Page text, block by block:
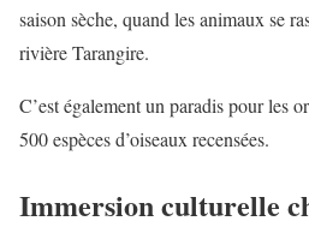
saison sèche, quand les animaux se
rivière Tarangire.
C’est également un paradis pour les
500 espèces d’oiseaux recensées.
Immersion culturelle